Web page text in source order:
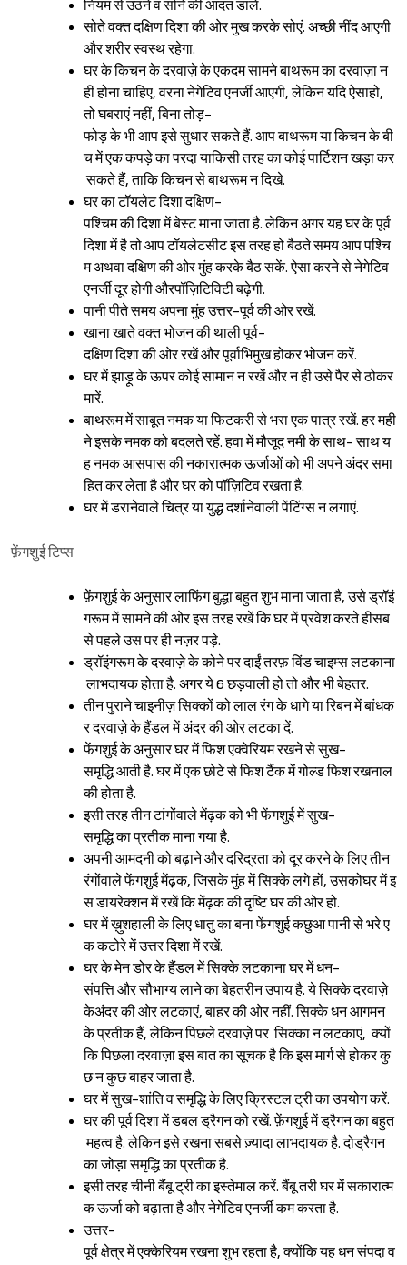
नियम से उठने व सोने की आदत डालें.
सोते वक्त दक्षिण दिशा की ओर मुख करके सोएं. अच्छी नींद आएगी
और शरीर स्वस्थ रहेगा.
घर के किचन के दरवाज़े के एकदम सामने बाथरूम का दरवाज़ा न
हीं होना चाहिए, वरना नेगेटिव एनर्जी आएगी, लेकिन यदि ऐसाहो,
तो घबराएं नहीं, बिना तोड़-
फोड़ के भी आप इसे सुधार सकते हैं. आप बाथरूम या किचन के बी
च में एक कपड़े का परदा याकिसी तरह का कोई पार्टिशन खड़ा कर
सकते हैं, ताकि किचन से बाथरूम न दिखे.
घर का टॉयलेट दिशा दक्षिण-
पश्चिम की दिशा में बेस्ट माना जाता है. लेकिन अगर यह घर के पूर्व
दिशा में है तो आप टॉयलेटसीट इस तरह हो बैठते समय आप पश्चि
म अथवा दक्षिण की ओर मुंह करके बैठ सकें. ऐसा करने से नेगेटिव
एनर्जी दूर होगी औरपॉज़िटिविटी बढ़ेगी.
पानी पीते समय अपना मुंह उत्तर-पूर्व की ओर रखें.
खाना खाते वक्त भोजन की थाली पूर्व-
दक्षिण दिशा की ओर रखें और पूर्वाभिमुख होकर भोजन करें.
घर में झाड़ू के ऊपर कोई सामान न रखें और न ही उसे पैर से ठोकर
मारें.
बाथरूम में साबूत नमक या फिटकरी से भरा एक पात्र रखें. हर मही
ने इसके नमक को बदलते रहें. हवा में मौजूद नमी के साथ- साथ य
ह नमक आसपास की नकारात्मक ऊर्जाओं को भी अपने अंदर समा
हित कर लेता है और घर को पॉज़िटिव रखता है.
घर में डरानेवाले चित्र या युद्ध दर्शानेवाली पेंटिंग्स न लगाएं.
फ़ेंगशुई टिप्स
फ़ेंगशुई के अनुसार लाफिंग बुद्धा बहुत शुभ माना जाता है, उसे ड्रॉइं
गरूम में सामने की ओर इस तरह रखें कि घर में प्रवेश करते हीसब
से पहले उस पर ही नज़र पड़े.
ड्रॉइंगरूम के दरवाज़े के कोने पर दाईं तरफ़ विंड चाइम्स लटकाना
लाभदायक होता है. अगर ये 6 छड़वाली हो तो और भी बेहतर.
तीन पुराने चाइनीज़ सिक्कों को लाल रंग के धागे या रिबन में बांधक
र दरवाज़े के हैंडल में अंदर की ओर लटका दें.
फेंगशुई के अनुसार घर में फिश एक्वेरियम रखने से सुख-
समृद्धि आती है. घर में एक छोटे से फिश टैंक में गोल्ड फिश रखनाल
की होता है.
इसी तरह तीन टांगोंवाले मेंढ़क को भी फेंगशुई में सुख-
समृद्धि का प्रतीक माना गया है.
अपनी आमदनी को बढ़ाने और दरिद्रता को दूर करने के लिए तीन
रंगोंवाले फेंगशुई मेंढ़क, जिसके मुंह में सिक्के लगे हों, उसकोघर में इ
स डायरेक्शन में रखें कि मेंढ़क की दृष्टि घर की ओर हो.
घर में ख़ुशहाली के लिए धातु का बना फेंगशुई कछुआ पानी से भरे ए
क कटोरे में उत्तर दिशा में रखें.
घर के मेन डोर के हैंडल में सिक्के लटकाना घर में धन-
संपत्ति और सौभाग्य लाने का बेहतरीन उपाय है. ये सिक्के दरवाज़े
केअंदर की ओर लटकाएं, बाहर की ओर नहीं. सिक्के धन आगमन
के प्रतीक हैं, लेकिन पिछले दरवाज़े पर सिक्का न लटकाएं, क्यों
कि पिछला दरवाज़ा इस बात का सूचक है कि इस मार्ग से होकर कु
छ न कुछ बाहर जाता है.
घर में सुख-शांति व समृद्धि के लिए क्रिस्टल ट्री का उपयोग करें.
घर की पूर्व दिशा में डबल ड्रैगन को रखें. फ़ेंगशुई में ड्रैगन का बहुत
महत्व है. लेकिन इसे रखना सबसे ज़्यादा लाभदायक है. दोड्रैगन
का जोड़ा समृद्धि का प्रतीक है.
इसी तरह चीनी बैंबू ट्री का इस्तेमाल करें. बैंबू तरी घर में सकारात्म
क ऊर्जा को बढ़ाता है और नेगेटिव एनर्जी कम करता है.
उत्तर-
पूर्व क्षेत्र में एक्केरियम रखना शुभ रहता है, क्योंकि यह धन संपदा व